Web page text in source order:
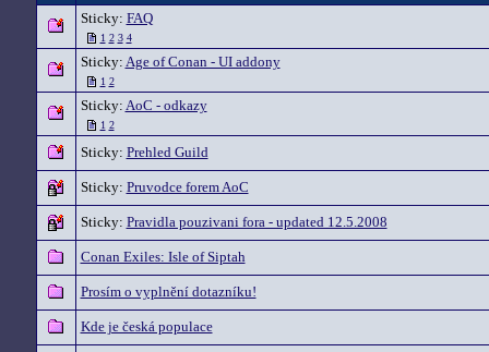
Sticky: FAQ
1 2 3 4
Sticky: Age of Conan - UI addony
1 2
Sticky: AoC - odkazy
1 2
Sticky: Prehled Guild
Sticky: Pruvodce forem AoC
Sticky: Pravidla pouzivani fora - updated 12.5.2008
Conan Exiles: Isle of Siptah
Prosím o vyplnění dotazníku!
Kde je česká populace